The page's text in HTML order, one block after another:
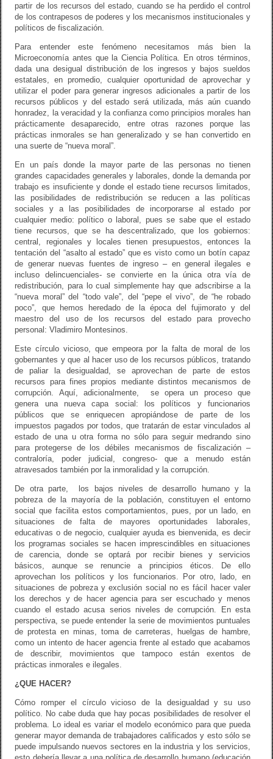
partir de los recursos del estado, cuando se ha perdido el control
de los contrapesos de poderes y los mecanismos institucionales y
políticos de fiscalización.
Para entender este fenómeno necesitamos más bien la
Microeconomía antes que la Ciencia Política. En otros términos,
dada una desigual distribución de los ingresos y bajos sueldos
estatales, en promedio, cualquier oportunidad de aprovechar y
utilizar el poder para generar ingresos adicionales a partir de los
recursos públicos y del estado será utilizada, más aún cuando
honradez, la veracidad y la confianza como principios morales han
prácticamente desaparecido, entre otras razones porque las
prácticas inmorales se han generalizado y se han convertido en
una suerte de “nueva moral”.
En un país donde la mayor parte de las personas no tienen
grandes capacidades generales y laborales, donde la demanda por
trabajo es insuficiente y donde el estado tiene recursos limitados,
las posibilidades de redistribución se reducen a las políticas
sociales y a las posibilidades de incorporarse al estado por
cualquier medio: político o laboral, pues se sabe que el estado
tiene recursos, que se ha descentralizado, que los gobiernos:
central, regionales y locales tienen presupuestos, entonces la
tentación del “asalto al estado” que es visto como un botín capaz
de generar nuevas fuentes de ingreso – en general ilegales e
incluso delincuenciales- se convierte en la única otra vía de
redistribución, para lo cual simplemente hay que adscribirse a la
“nueva moral” del “todo vale”, del “pepe el vivo”, de “he robado
poco”, que hemos heredado de la época del fujimorato y del
maestro del uso de los recursos del estado para provecho
personal: Vladimiro Montesinos.
Este círculo vicioso, que empeora por la falta de moral de los
gobernantes y que al hacer uso de los recursos públicos, tratando
de paliar la desigualdad, se aprovechan de parte de estos
recursos para fines propios mediante distintos mecanismos de
corrupción. Aquí, adicionalmente, se opera un proceso que
genera una nueva capa social: los políticos y funcionarios
públicos que se enriquecen apropiándose de parte de los
impuestos pagados por todos, que tratarán de estar vinculados al
estado de una u otra forma no sólo para seguir medrando sino
para protegerse de los débiles mecanismos de fiscalización –
contraloría, poder judicial, congreso- que a menudo están
atravesados también por la inmoralidad y la corrupción.
De otra parte, los bajos niveles de desarrollo humano y la
pobreza de la mayoría de la población, constituyen el entorno
social que facilita estos comportamientos, pues, por un lado, en
situaciones de falta de mayores oportunidades laborales,
educativas o de negocio, cualquier ayuda es bienvenida, es decir
los programas sociales se hacen imprescindibles en situaciones
de carencia, donde se optará por recibir bienes y servicios
básicos, aunque se renuncie a principios éticos. De ello
aprovechan los políticos y los funcionarios. Por otro, lado, en
situaciones de pobreza y exclusión social no es fácil hacer valer
los derechos y de hacer agencia para ser escuchado y menos
cuando el estado acusa serios niveles de corrupción. En esta
perspectiva, se puede entender la serie de movimientos puntuales
de protesta en minas, toma de carreteras, huelgas de hambre,
como un intento de hacer agencia frente al estado que acabamos
de describir, movimientos que tampoco están exentos de
prácticas inmorales e ilegales.
¿QUE HACER?
Cómo romper el círculo vicioso de la desigualdad y su uso
político. No cabe duda que hay pocas posibilidades de resolver el
problema. Lo ideal es variar el modelo económico para que pueda
generar mayor demanda de trabajadores calificados y esto sólo se
puede impulsando nuevos sectores en la industria y los servicios,
esto debería llevar a una política de desarrollo humano (educación